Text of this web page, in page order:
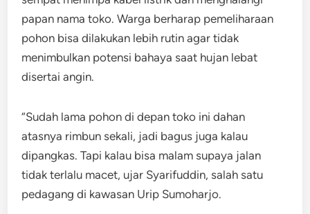
papan nama toko. Warga berharap pemeliharaan
pohon bisa dilakukan lebih rutin agar tidak
menimbulkan potensi bahaya saat hujan lebat
disertai angin.
“Sudah lama pohon di depan toko ini dahan
atasnya rimbun sekali, jadi bagus juga kalau
dipangkas. Tapi kalau bisa malam supaya jalan
tidak terlalu macet, ujar Syarifuddin, salah satu
pedagang di kawasan Urip Sumoharjo.